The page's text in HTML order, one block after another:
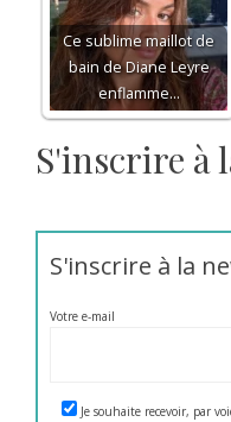
Ce sublime maillot de
bain de Diane Leyre
enflamme…
S'inscrire à
S'inscrire à la
Votre e-mail
Je souhaite recevoir, par